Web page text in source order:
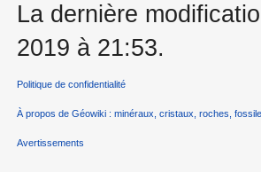
La dernière
2019 à 21:53.
Politique de confidentialité
À propos de Géowiki : minéraux, cristaux, roches,
Avertissements